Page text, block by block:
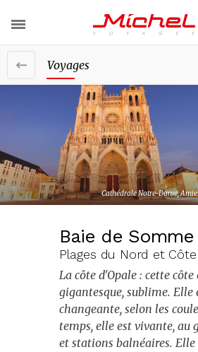
Nos voyages
France
Europe
Afrique et Moyen-Orient
Asie et Océanie
Evènements
Nos services
Actualités
Contact
Voyages groupe
Nos brochures
La société
Voyages
Cathédrale Notre-Dame,
Baie de Somme
Plages du Nord et
La côte d'Opale : cette côte
gigantesque, sublime. Elle
changeante, selon les
temps, elle est vivante, au
et stations balnéaires. Elle